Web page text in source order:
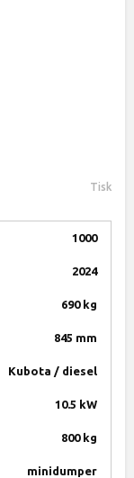
Tisk
1000
2024
690 kg
845 mm
Kubota / diesel
10.5 kW
800 kg
minidumper